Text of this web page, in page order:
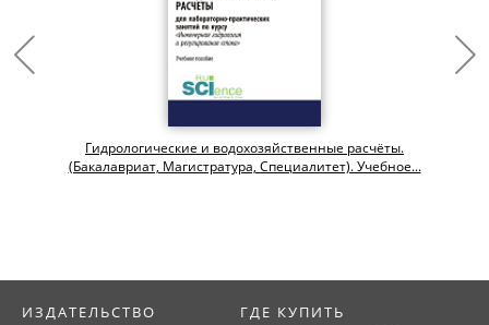
Гидрологические и водохозяйственные расчёты.
(Бакалавриат, Магистратура, Специалитет). Учебное...
ИЗДАТЕЛЬСТВО ГДЕ КУПИТЬ